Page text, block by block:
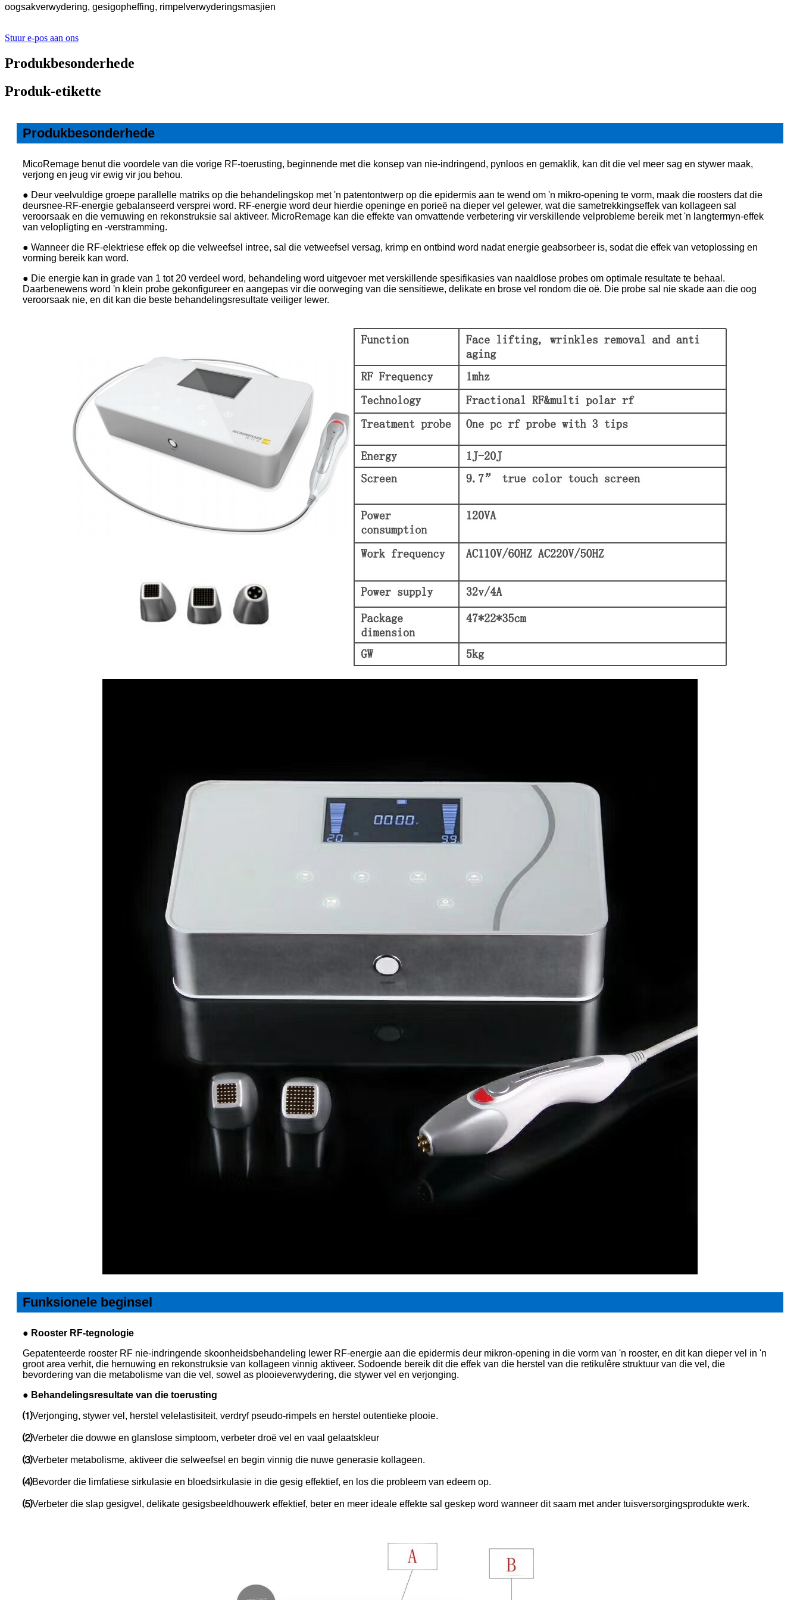
oogsakverwydering, gesigopheffing, rimpelverwyderingsmasjien
Stuur e-pos aan ons
Produkbesonderhede
Produk-etikette
Produkbesonderhede
MicoRemage benut die voordele van die vorige RF-toerusting, beginnende met die konsep van nie-indringend, pynloos en gemaklik, kan dit die vel meer sag en stywer maak,
verjong en jeug vir ewig vir jou behou.
● Deur veelvuldige groepe parallelle matriks op die behandelingskop met 'n patentontwerp op die epidermis aan te wend om 'n mikro-opening te vorm, maak die roosters dat die
deursnee-RF-energie gebalanseerd versprei word. RF-energie word deur hierdie openinge en porieë na dieper vel gelewer, wat die sametrekkingseffek van kollageen sal
veroorsaak en die vernuwing en rekonstruksie sal aktiveer. MicroRemage kan die effekte van omvattende verbetering vir verskillende velprobleme bereik met 'n langtermyn-effek
van velopligting en -verstramming.
● Wanneer die RF-elektriese effek op die velweefsel intree, sal die vetweefsel versag, krimp en ontbind word nadat energie geabsorbeer is, sodat die effek van vetoplossing en
vorming bereik kan word.
● Die energie kan in grade van 1 tot 20 verdeel word, behandeling word uitgevoer met verskillende spesifikasies van naaldlose probes om optimale resultate te behaal.
Daarbenewens word 'n klein probe gekonfigureer en aangepas vir die oorweging van die sensitiewe, delikate en brose vel rondom die oë. Die probe sal nie skade aan die oog
veroorsaak nie, en dit kan die beste behandelingsresultate veiliger lewer.
Funksionele beginsel
● Rooster RF-tegnologie
Gepatenteerde rooster RF nie-indringende skoonheidsbehandeling lewer RF-energie aan die epidermis deur mikron-opening in die vorm van 'n rooster, en dit kan dieper vel in 'n
groot area verhit, die hernuwing en rekonstruksie van kollageen vinnig aktiveer. Sodoende bereik dit die effek van die herstel van die retikulêre struktuur van die vel, die
bevordering van die metabolisme van die vel, sowel as plooieverwydering, die stywer vel en verjonging.
● Behandelingsresultate van die toerusting
⑴Verjonging, stywer vel, herstel velelastisiteit, verdryf pseudo-rimpels en herstel outentieke plooie.
⑵Verbeter die dowwe en glanslose simptoom, verbeter droë vel en vaal gelaatskleur
⑶Verbeter metabolisme, aktiveer die selweefsel en begin vinnig die nuwe generasie kollageen.
⑷Bevorder die limfatiese sirkulasie en bloedsirkulasie in die gesig effektief, en los die probleem van edeem op.
⑸Verbeter die slap gesigvel, delikate gesigsbeeldhouwerk effektief, beter en meer ideale effekte sal geskep word wanneer dit saam met ander tuisversorgingsprodukte werk.